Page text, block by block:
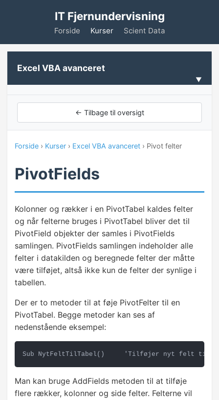
IT Fjernundervisning
Forside Kurser Scient Data
Excel VBA avanceret
Dan pivottabel
✓ Pivot felter
Pivot elementer
← Tilbage til oversigt
Forside › Kurser › Excel VBA avanceret › Pivot felter
PivotFields
Kolonner og rækker i en PivotTabel kaldes felter
og når felterne bruges i PivotTabel bliver det til
PivotField objekter der samles i PivotFields
samlingen. PivotFields samlingen indeholder alle
felter i datakilden og beregnede felter der måtte
være tilføjet, altså ikke kun de felter der synlige i
tabellen.
Der er to metoder til at føje PivotFelter til en
PivotTabel. Begge metoder kan ses af
nedenstående eksempel:
Sub NytFeltTilTabel()     'Tilføjer nyt felt til
Man kan bruge AddFields metoden til at tilføje
flere rækker, kolonner og side felter. Felterne vil